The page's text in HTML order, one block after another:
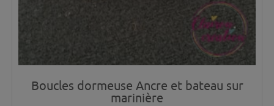
Boucles dormeuse Ancre et bateau sur
marinière